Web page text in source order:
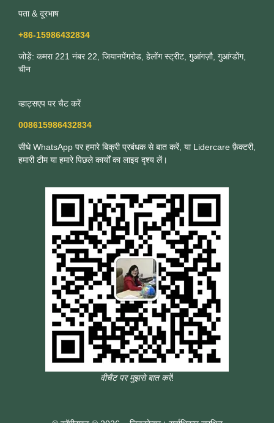
पता & दूरभाष
+86-15986432834
जोड़ें: कमरा 221 नंबर 22, जियानपेंगरोड, हेलोंग स्ट्रीट, गुआंगज़ौ, गुआंग्डोंग,
चीन
व्हाट्सएप पर चैट करें
008615986432834
सीधे WhatsApp पर हमारे बिक्री प्रबंधक से बात करें, या Lidercare फ़ैक्टरी,
हमारी टीम या हमारे पिछले कार्यों का लाइव दृश्य लें।
वीचैट पर मुझसे बात करें!